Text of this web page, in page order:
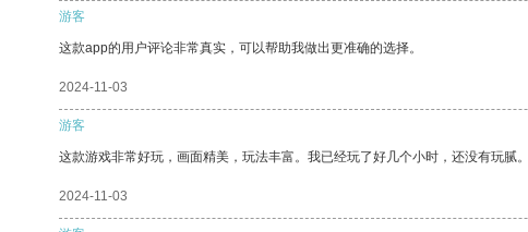
游客
这款app的用户评论非常真实，可以帮助我做出更准确的选择。
2024-11-03
游客
这款游戏非常好玩，画面精美，玩法丰富。我已经玩了好几个小时，还没有玩腻。
2024-11-03